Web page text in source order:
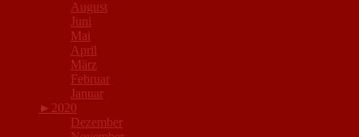
August
Juni
Mai
April
März
Februar
Januar
► 2020
Dezember